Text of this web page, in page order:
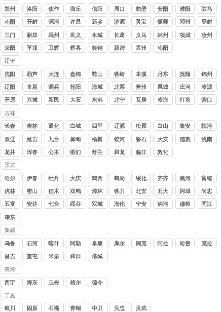
讨债
公司
郑州 洛阳 焦作 商丘 信阳 周口 鹤壁 安阳 濮阳
驻马
店
南阳 开封 漯河 许昌 新乡 济源 灵宝 偃师 邓州 登封
三门
峡
新郑 禹州 巩义 永城 长葛 义马 林州 项城 汝州
荥阳
平顶
卫辉 辉县 舞钢 新密 孟州 沁阳
辽宁
讨债
公司
沈阳
葫芦
岛
大连 盘锦 鞍山 铁岭 本溪 丹东 抚顺 锦州
辽阳 阜新
调兵
山
朝阳 海城 北票 盖州 凤城 庄河 凌源
开原 兴城 新民
大石
东港 北宁
瓦房
凌海 灯塔 营口
吉林
讨债
公司
长春 吉林 通化 白城 四平 辽源 松原 白山 集安
梅河
口
双辽 延吉 九台 桦甸 榆树 蛟河 磐石 大安 德惠 洮南
龙井 珲春
公主
图们 舒兰 和龙 临江 敦化
黑龙
江讨
债公
司
哈尔
滨
伊春
牡丹
江
大庆 鸡西 鹤岗 绥化
齐齐
哈尔
黑河 富锦
虎林 密山
佳木
斯
双鸭
山
海林 铁力 北安
五大
连池
阿城 尚志
五常 安达
七台
绥芬
双城 海伦 宁安 讷河 穆棱 同江
肇东
新疆
讨债
公司
乌鲁
木齐
石河
子
喀什
阿勒
泰
阜康
库尔
阿克
阿拉
哈密
克拉
昌吉 奎屯 米泉 和田 塔城
青海
讨债
公司
西宁 海东 玉树
格尔
德令
宁夏
讨债
银川 固原
石嘴
青铜
中卫 吴忠 灵武